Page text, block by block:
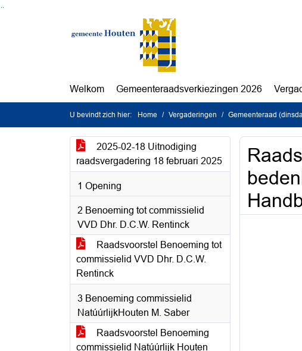
Welkom Gemeenteraadsverkiezingen 2026
U bevindt zich hier: Home Vergaderingen Gemeenteraad
2025-02-18 Uitnodiging
raadsvergadering 18 februari 2025
1 Opening
2 Benoeming tot commissielid
VVD Dhr. D.C.W. Rentinck
Raadsvoorstel Benoeming tot
commissielid VVD Dhr. D.C.W.
Rentinck
3 Benoeming commissielid
NatúúrlijkHouten M. Saber
Raadsvoorstel Benoeming
commissielid Natúúrlijk Houten